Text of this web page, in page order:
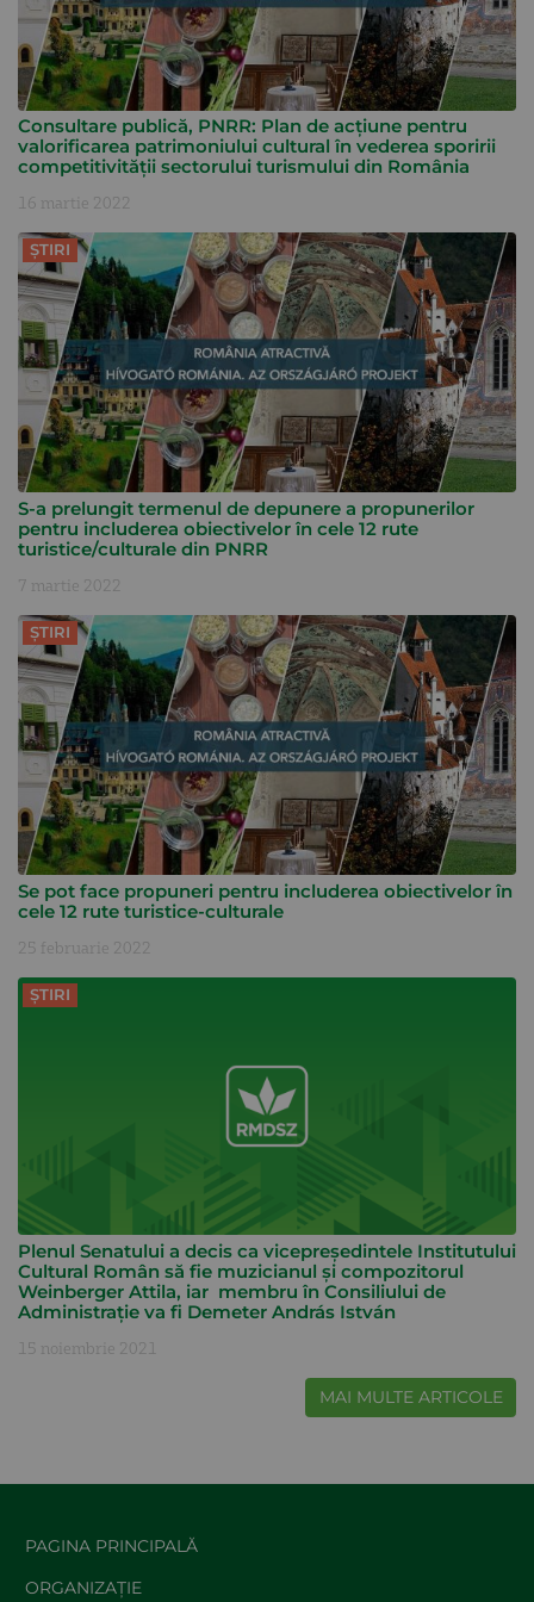
Consultare publică, PNRR: Plan de acțiune pentru
valorificarea patrimoniului cultural în vederea sporirii
competitivității sectorului turismului din România
16 martie 2022
ȘTIRI
S-a prelungit termenul de depunere a propunerilor
pentru includerea obiectivelor în cele 12 rute
turistice/culturale din PNRR
7 martie 2022
ȘTIRI
Se pot face propuneri pentru includerea obiectivelor în
cele 12 rute turistice-culturale
25 februarie 2022
ȘTIRI
Plenul Senatului a decis ca vicepreședintele Institutului
Cultural Român să fie muzicianul și compozitorul
Weinberger Attila, iar membru în Consiliului de
Administrație va fi Demeter András István
15 noiembrie 2021
MAI MULTE ARTICOLE
PAGINA PRINCIPALĂ
ORGANIZAȚIE